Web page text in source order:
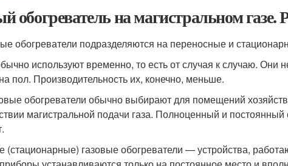
обогреватель на магистральном газе.
обогреватели подразделяются на переносные и
используют временно, то есть от случая к случаю. Они
пол. Производительность их, конечно, меньше.
обогреватели обычно выбирают для помещений
магистральной подачи газа. Полноценный и
(стационарные) газовые обогреватели — устройства,